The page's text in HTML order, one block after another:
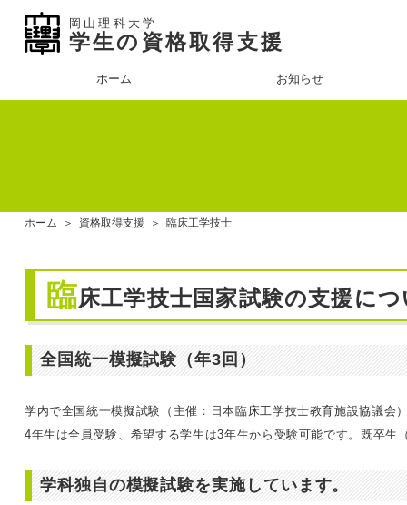
岡山理科大学
学生の資格取得支援
ホーム お知らせ
ホーム ＞ 資格取得支援 ＞ 臨床工学技士
臨床工学技士国家試験の支援に
全国統一模擬試験（年3回）
学内で全国統一模擬試験（主催：日本臨床工学技士教育施設協議会
4年生は全員受験、希望する学生は3年生から受験可能です。既卒生
学科独自の模擬試験を実施しています。